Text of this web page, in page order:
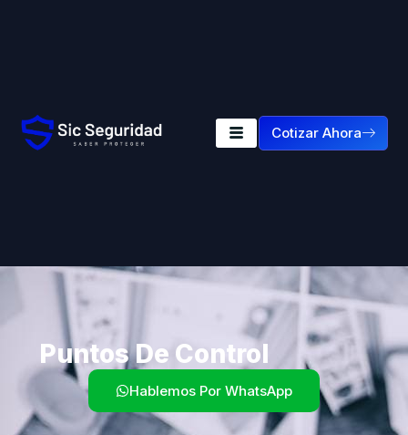
Cotizar Ahora
Puntos De Control
Hablemos Por WhatsApp